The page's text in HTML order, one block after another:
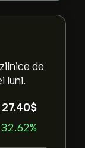
de
luni.
27.40‎$‎